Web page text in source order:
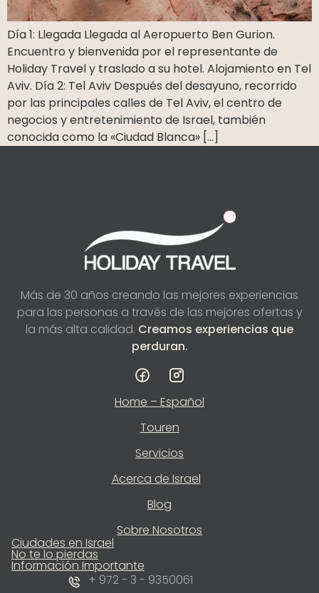
Día 1: Llegada Llegada al Aeropuerto Ben Gurion.
Encuentro y bienvenida por el representante de
Holiday Travel y traslado a su hotel. Alojamiento en Tel
Aviv. Día 2: Tel Aviv Después del desayuno, recorrido
por las principales calles de Tel Aviv, el centro de
negocios y entretenimiento de Israel, también
conocida como la «Ciudad Blanca» […]
Más de 30 años creando las mejores experiencias
para las personas a través de las mejores ofertas y
la más alta calidad. Creamos experiencias que
perduran.
Home – Español
Touren
Servicios
Acerca de Israel
Blog
Sobre Nosotros
Ciudades en Israel
No te lo pierdas
Información Importante
+ 972 - 3 - 9350061